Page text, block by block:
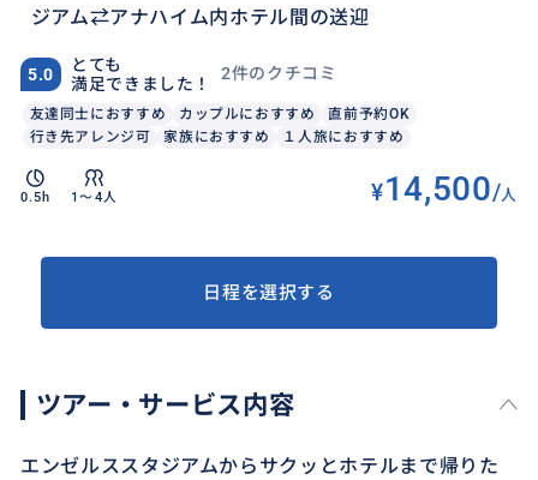
ジアム⇄アナハイム内ホテル間の送迎
5.0
とても
満足できました！
2件のクチコミ
友達同士におすすめ カップルにおすすめ
直前予約OK
行き先アレンジ可
家族におすすめ １人旅におすすめ
0.5h 1〜4人 ¥14,500/人
日程を選択する
ツアー・サービス内容
エンゼルススタジアムからサクッとホテルまで帰りた